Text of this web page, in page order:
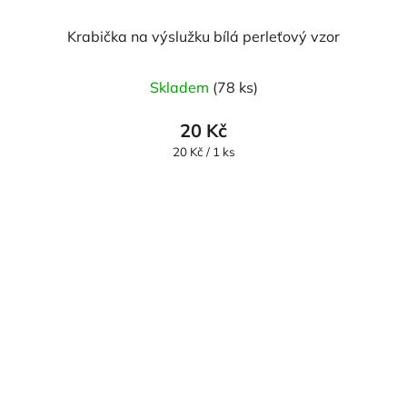
Krabička na výslužku bílá perleťový vzor
Skladem (78 ks)
20 Kč
Měrná
20 Kč / 1 ks